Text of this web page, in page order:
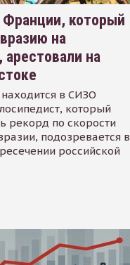
который
на
на
в СИЗО
который
рекорд по скорости
подозревается в
российской